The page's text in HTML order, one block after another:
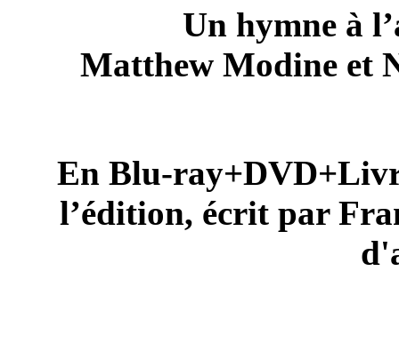
Un hymne à
Matthew Modine et
En Blu-
l’édition, écrit par